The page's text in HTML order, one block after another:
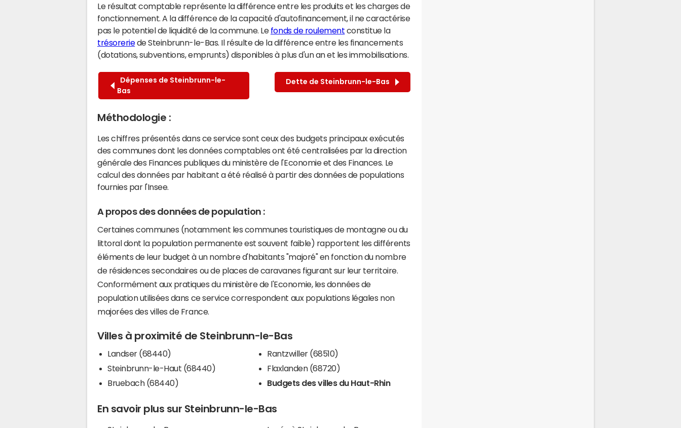
Le résultat comptable représente la différence entre les produits et les charges de
fonctionnement. A la différence de la capacité d'autofinancement, il ne caractérise
pas le potentiel de liquidité de la commune. Le fonds de roulement constitue la
trésoreriede Steinbrunn-le-Bas. Il résulte de la différence entre les financements
(dotations, subventions, emprunts) disponibles à plus d'un an et les immobilisations.
Dépenses de Steinbrunn-le-
Bas
Dette de Steinbrunn-le-Bas
Méthodologie :
Les chiffres présentés dans ce service sont ceux des budgets principaux exécutés
des communes dont les données comptables ont été centralisées par la direction
générale des Finances publiques du ministère de l'Economie et des Finances. Le
calcul des données par habitant a été réalisé à partir des données de populations
fournies par l'Insee.
A propos des données de population :
Certaines communes (notamment les communes touristiques de montagne ou du
littoral dont la population permanente est souvent faible) rapportent les différents
éléments de leur budget à un nombre d'habitants "majoré" en fonction du nombre
de résidences secondaires ou de places de caravanes figurant sur leur territoire.
Conformément aux pratiques du ministère de l'Economie, les données de
population utilisées dans ce service correspondent aux populations légales non
majorées des villes de France.
Villes à proximité de Steinbrunn-le-Bas
Landser (68440)
Steinbrunn-le-Haut (68440)
Bruebach (68440)
Rantzwiller (68510)
Flaxlanden (68720)
Budgets des villes du Haut-Rhin
En savoir plus sur Steinbrunn-le-Bas